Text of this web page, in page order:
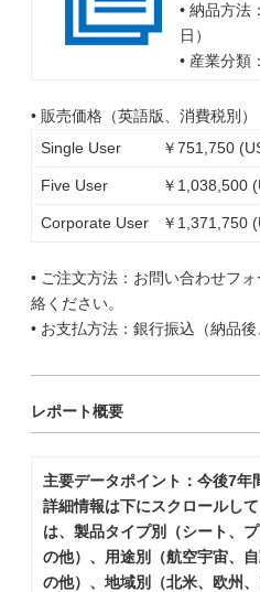
• 納品方法
日）
• 産業分類
• 販売価格（英語版、消費税別）
Single User
￥751,750
Five User ￥1,038,500
Corporate User ￥1,371,750
• ご注文方法：お問い合わせフ
絡ください。
• お支払方法：銀行振込（納品後
レポート概要
主要データポイント：今後7年
詳細情報は下にスクロールし
は、製品タイプ別（シート、
の他）、用途別（航空宇宙、
の他）、地域別（北米、欧州